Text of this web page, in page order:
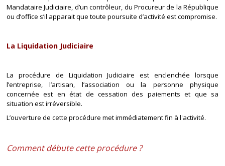
Mandataire Judiciaire, d’un contrôleur, du Procureur de la République
ou d’office s’il apparait que toute poursuite d’activité est compromise.
La Liquidation Judiciaire
La procédure de Liquidation Judiciaire est enclenchée lorsque
l’entreprise, l’artisan, l’association ou la personne physique
concernée est en état de cessation des paiements et que sa
situation est irréversible.
L’ouverture de cette procédure met immédiatement fin à l'activité.
Comment débute cette procédure ?